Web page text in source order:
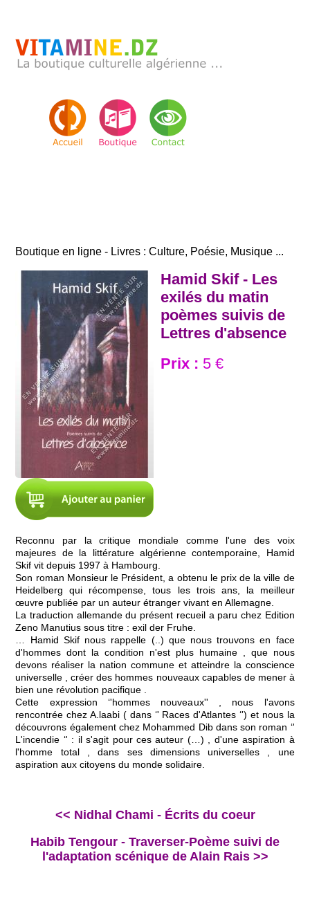
Boutique en ligne - Livres : Culture, Poésie, Musique ...
Hamid Skif - Les
exilés du matin
poèmes suivis de
Lettres d'absence
Prix : 5 €
Reconnu par la critique mondiale comme l'une des voix
majeures de la littérature algérienne contemporaine, Hamid
Skif vit depuis 1997 à Hambourg.
Son roman Monsieur le Président, a obtenu le prix de la ville de
Heidelberg qui récompense, tous les trois ans, la meilleur
œuvre publiée par un auteur étranger vivant en Allemagne.
La traduction allemande du présent recueil a paru chez Edition
Zeno Manutius sous titre : exil der Fruhe.
… Hamid Skif nous rappelle (..) que nous trouvons en face
d'hommes dont la condition n'est plus humaine , que nous
devons réaliser la nation commune et atteindre la conscience
universelle , créer des hommes nouveaux capables de mener à
bien une révolution pacifique .
Cette expression ‘'hommes nouveaux'' , nous l'avons
rencontrée chez A.laabi ( dans ‘' Races d'Atlantes ‘') et nous la
découvrons également chez Mohammed Dib dans son roman ‘'
L'incendie ‘' : il s'agit pour ces auteur (…) , d'une aspiration à
l'homme total , dans ses dimensions universelles , une
aspiration aux citoyens du monde solidaire.
<< Nidhal Chami - Écrits du coeur
Habib Tengour - Traverser-Poème suivi de
l'adaptation scénique de Alain Rais >>